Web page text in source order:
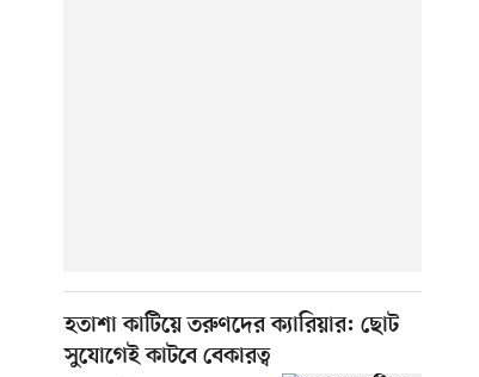
হতাশা কাটিয়ে তরুণদের ক্যারিয়ার: ছোট
সুযোগেই কাটবে বেকারত্ব